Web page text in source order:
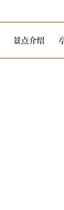
景点介绍